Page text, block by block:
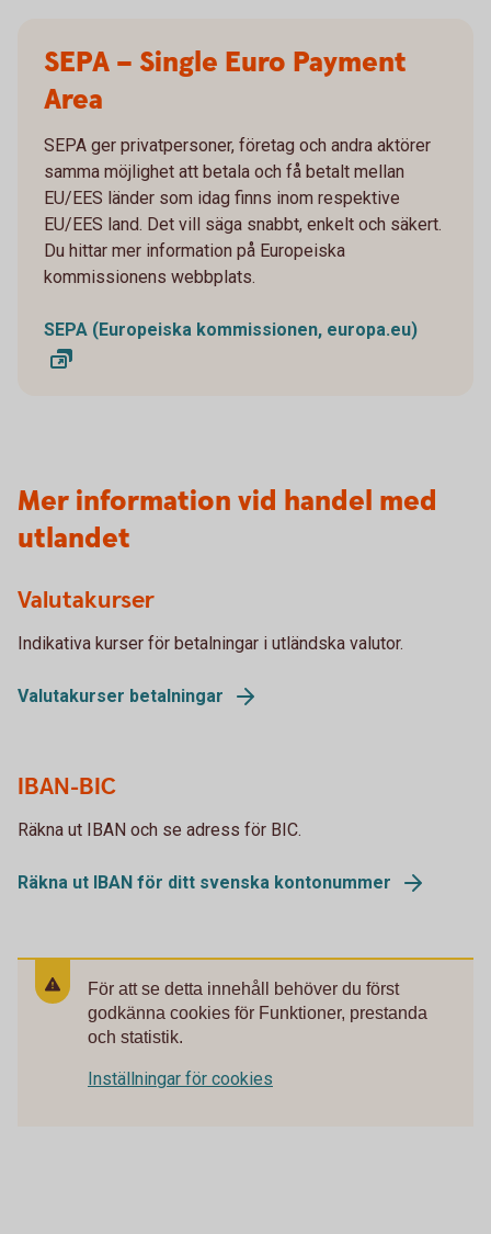
SEPA – Single Euro Payment
Area
SEPA ger privatpersoner, företag och andra aktörer
samma möjlighet att betala och få betalt mellan
EU/EES länder som idag finns inom respektive
EU/EES land. Det vill säga snabbt, enkelt och säkert.
Du hittar mer information på Europeiska
kommissionens webbplats.
SEPA (Europeiska kommissionen, europa.eu)
Mer information vid handel med
utlandet
Valutakurser
Indikativa kurser för betalningar i utländska valutor.
Valutakurser betalningar
IBAN-BIC
Räkna ut IBAN och se adress för BIC.
Räkna ut IBAN för ditt svenska kontonummer
För att se detta innehåll behöver du först
godkänna cookies för Funktioner, prestanda
och statistik.
Inställningar för cookies